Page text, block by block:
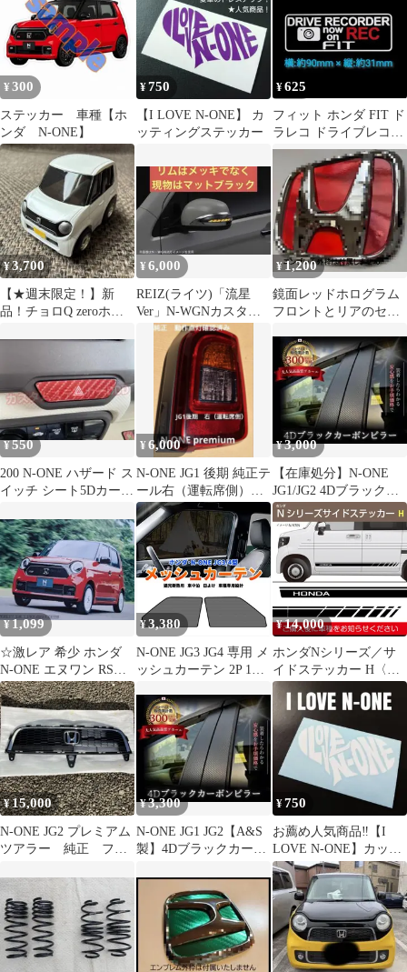
¥ 300
ステッカー 車種【ホ
ンダ N-ONE】
¥750
【I LOVE N-ONE】 カ
ッティングステッカー
¥625
フィット ホンダ FIT ド
ラレコ ドライブレコー
ダー ステッカー FIT-C
¥3,700
【★週末限定！】新
品！チョロQ zeroホン
¥6,000
REIZ(ライツ)「流星
Ver」N-WGNカスタム
(JH1/JH2) ドアミラー
¥1,200
鏡面レッドホログラム
フロントとリアのセッ
¥550
200 N-ONE ハザード ス
イッチ シート5Dカーボ
タム
¥6,000
N-ONE JG1 後期 純正テ
ール右（運転席側）
33500-T4G-J21
¥3,000
【在庫処分】N-ONE
JG1/JG2 4Dブラックカ
ーボン調ピラー 4枚セ
ット
¥1,099
☆激レア 希少 ホンダ
N-ONE エヌワン RS
MT 車 他 正規 カタロ
グ
¥3,380
N-ONE JG3 JG4 専用 メ
ッシュカーテン 2P 1列
ネット＆フック固定 サ
ンシェード 網戸 遮光
断熱 日よけ Y1151
¥14,000
ホンダNシリーズ／サ
イドステッカー H〈N-
ONE、N-BOX、N-
WGN、N-VAN〉
¥15,000
N-ONE JG2 プレミアム
ツアラー 純正 フロ
¥3,300
N-ONE JG1 JG2【A&S
製】4Dブラックカーボ
枚
¥750
お薦め人気商品‼️【I
LOVE N-ONE】カッテ
ィングステッカー